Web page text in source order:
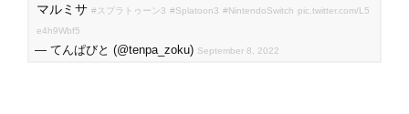
マルミサ #スプラトゥーン3 #Splatoon3 #NintendoSwitch pic.twitter.com/L5
e4h9Wbf5
— てんぱびと (@tenpa_zoku) September 8, 2022